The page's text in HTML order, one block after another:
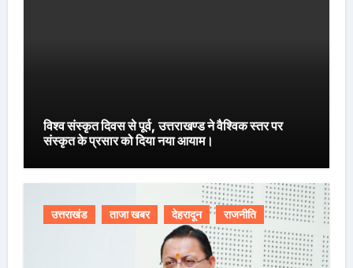
विश्व संस्कृत दिवस से पूर्व, उत्तराखण्ड ने वैश्विक स्तर पर
संस्कृत के प्रसार को दिया नया आयाम।
उत्तराखंड ताजा खबर देहरादून राजनीति